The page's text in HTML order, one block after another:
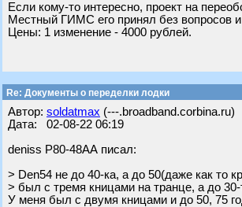
Если кому-то интересно, проект на
Местный ГИМС его принял без вопросов
Цены: 1 изменение - 4000 рублей.
Re: Документы о переделки лодки
Автор: soldatmax (---.broadband.corbina.ru)
Дата: 02-08-22 06:19
deniss Р80-48АА писал:
> Den54 не до 40-ка, а до 50(даже как то
> был с тремя кницами на транце, а до
У меня был с двумя кницами и до 50, 75